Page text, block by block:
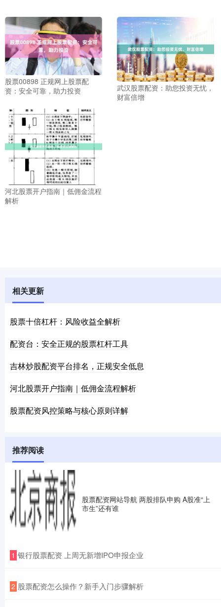
股票00898 正规网上股票配
资：安全可靠，助力投资
武汉股票配资：助您投资无忧，
财富倍增
河北股票开户指南｜低佣金流程
解析
相关更新
股票十倍杠杆：风险收益全解析
配资台：安全正规的股票杠杆工具
吉林炒股配资平台排名，正规安全低息
河北股票开户指南｜低佣金流程解析
股票配资风控策略与核心原则详解
推荐阅读
股票配资网站导航 两股排队申购 A股准“上
市生”还有谁
1 ​银行股票配资 上周无新增IPO申报企业
2 ​股票配资怎么操作？新手入门步骤解析